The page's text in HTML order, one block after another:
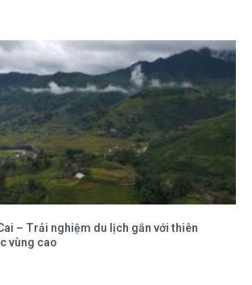
– Trải nghiệm du lịch gắn với thiên
vùng cao